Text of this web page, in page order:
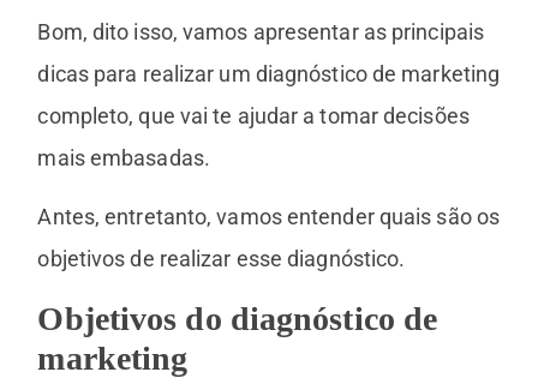
Bom, dito isso, vamos apresentar as principais
dicas para realizar um diagnóstico de marketing
completo, que vai te ajudar a tomar decisões
mais embasadas.
Antes, entretanto, vamos entender quais são os
objetivos de realizar esse diagnóstico.
Objetivos do diagnóstico de
marketing